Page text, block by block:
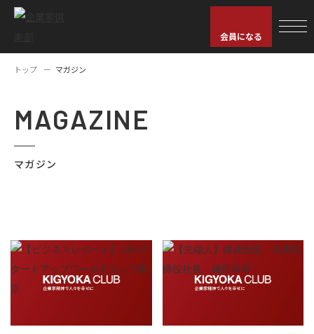
会員になる
トップ マガジン
MAGAZINE
マガジン